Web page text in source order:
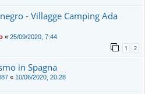
- Villagge Camping Ada
« 25/09/2020, 7:44
1 2
in Spagna
« 10/06/2020, 20:28